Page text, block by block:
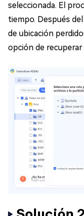
seleccionada. El
tiempo. Después
de ubicación
opción de recuperar